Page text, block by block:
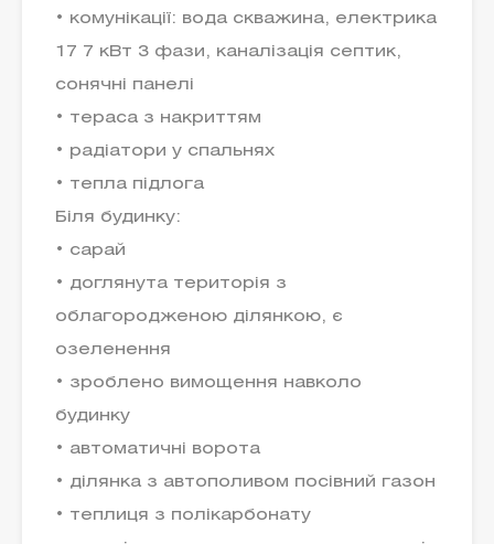
• комунікації: вода скважина, електрика
17 7 кВт 3 фази, каналізація септик,
сонячні панелі
• тераса з накриттям
• радіатори у спальнях
• тепла підлога
Біля будинку:
• сарай
• доглянута територія з
облагородженою ділянкою, є
озеленення
• зроблено вимощення навколо
будинку
• автоматичні ворота
• ділянка з автополивом посівний газон
• теплиця з полікарбонату